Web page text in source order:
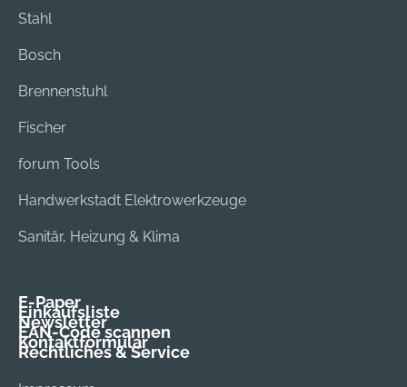
Stahl
Bosch
Brennenstuhl
Fischer
forum Tools
Handwerkstadt Elektrowerkzeuge
Sanitär, Heizung & Klima
E-Paper
Einkaufsliste
Newsletter
EAN-Code scannen
Kontaktformular
Rechtliches & Service